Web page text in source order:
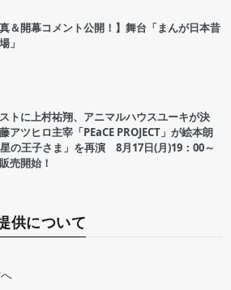
真＆開幕コメント公開！】舞台「まんが日本昔
」
トに上村祐翔、アニマルハウスユーキが決
ツヒロ主宰「PEaCE PROJECT」が絵本朗
の王子さま」を再演 8月17日(月)19：00～
売開始！
供について